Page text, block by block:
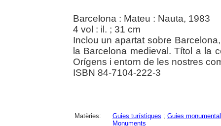
Barcelona : Mateu : Nauta, 1983
4 vol : il. ; 31 cm
Inclou un apartat sobre
la Barcelona medieval. Títol a la
Orígens i entorn de les nostres
ISBN 84-7104-222-3
Matèries: Guies turístiques ; Guies
Monuments